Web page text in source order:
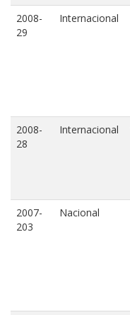
2008-
29
Internacional
2008-
28
Internacional
2007-
203
Nacional